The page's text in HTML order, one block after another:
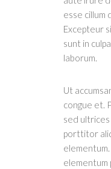
esse cillum
Excepteur
sunt in
laborum.
Ut
congue et.
sed
porttitor
elementum